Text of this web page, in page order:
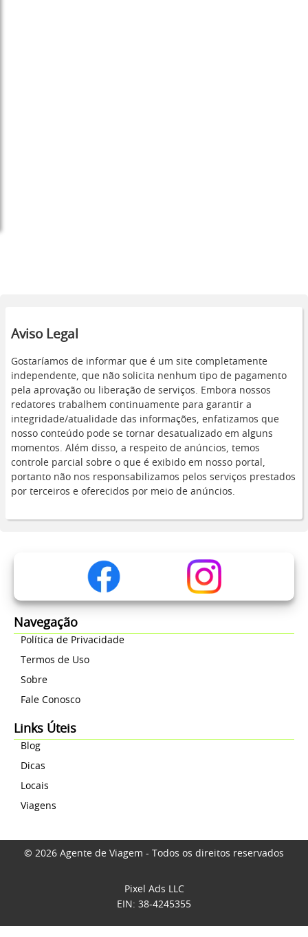
Aviso Legal
Gostaríamos de informar que é um site completamente
independente, que não solicita nenhum tipo de pagamento
pela aprovação ou liberação de serviços. Embora nossos
redatores trabalhem continuamente para garantir a
integridade/atualidade das informações, enfatizamos que
nosso conteúdo pode se tornar desatualizado em alguns
momentos. Além disso, a respeito de anúncios, temos
controle parcial sobre o que é exibido em nosso portal,
portanto não nos responsabilizamos pelos serviços prestados
por terceiros e oferecidos por meio de anúncios.
Navegação
Política de Privacidade
Termos de Uso
Sobre
Fale Conosco
Links Úteis
Blog
Dicas
Locais
Viagens
© 2026 Agente de Viagem - Todos os direitos reservados
Pixel Ads LLC
EIN: 38-4245355